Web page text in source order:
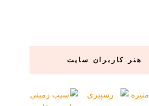
هنر کاربران سایت